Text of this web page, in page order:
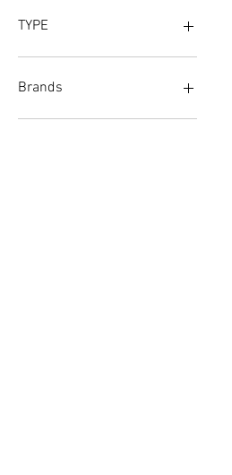
5
7
7.5
8.5
TYPE
A
B
CITRUS
Brands
Svenskt Tenn